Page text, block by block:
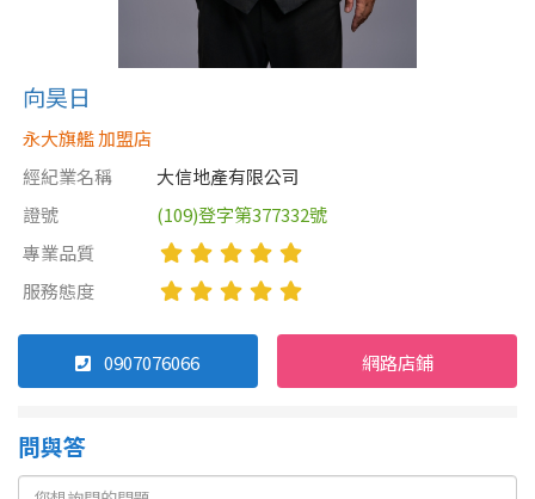
向昊日
永大旗艦 加盟店
經紀業名稱
大信地產有限公司
證號
(109)登字第377332號
專業品質
服務態度
0907076066 網路店鋪
問與答